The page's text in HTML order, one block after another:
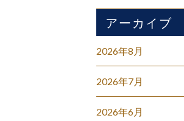
アーカイブ
2026年8月
2026年7月
2026年6月